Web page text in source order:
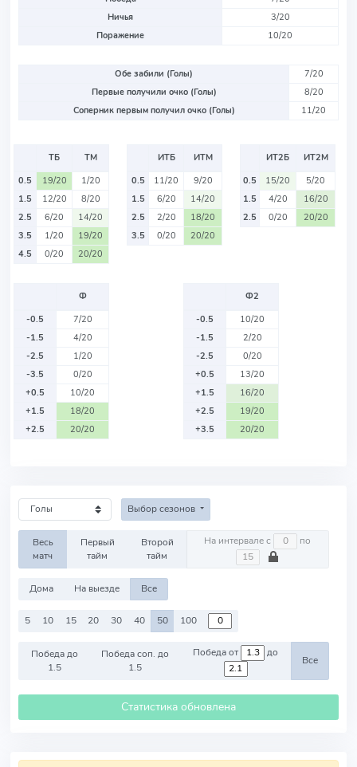
Ничья
3/20
Поражение
10/20
Обе забили (Голы)
7/20
Первые получили очко (Голы)
8/20
Соперник первым получил очко (Голы)
11/20
ТБ
ТМ
0.5
19/20
1/20
1.5
12/20
8/20
2.5
6/20
14/20
3.5
1/20
19/20
4.5
0/20 20/20
ИТБ
ИТМ
0.5
11/20
9/20
1.5
6/20
14/20
2.5
2/20
18/20
3.5
0/20 20/20
ИТ2Б
ИТ2М
0.5
15/20
5/20
1.5
4/20
16/20
2.5
0/20 20/20
Ф
-0.5
7/20
-1.5
4/20
-2.5
1/20
-3.5
0/20
+0.5
10/20
+1.5
18/20
+2.5
20/20
Ф2
-0.5
10/20
-1.5
2/20
-2.5
0/20
+0.5
13/20
+1.5
16/20
+2.5
19/20
+3.5
20/20
Выбор сезонов
Весь
матч
Первый
тайм
Второй
тайм
На интервале с по
Дома На выезде Все
5 10 15 20 30 40 50 100
Победа до
1.5
Победа соп. до
1.5
Победа от до
Все
Статистика обновлена